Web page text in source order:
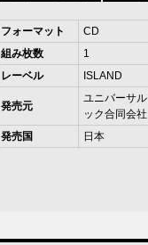
フォーマット
CD
組み枚数
1
レーベル
ISLAND
発売元
ユニバーサ
ック合同会社
発売国
日本